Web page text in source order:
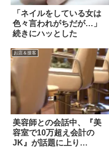
「ネイルをしている女は
色々言われがちだが…」
続きにハッとした
お店＆接客
美容師との会話中、『美
容室で10万超え会計の
JK』が話題に上り…